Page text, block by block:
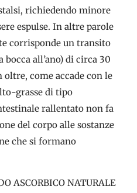
richiedendo minore
espulse. In altre parole
corrisponde un transito
all’ano) di circa 30
oltre, come accade con le
grasse di tipo
rallentato non fa
del corpo alle sostanze
che si formano
ASCORBICO NATURALE